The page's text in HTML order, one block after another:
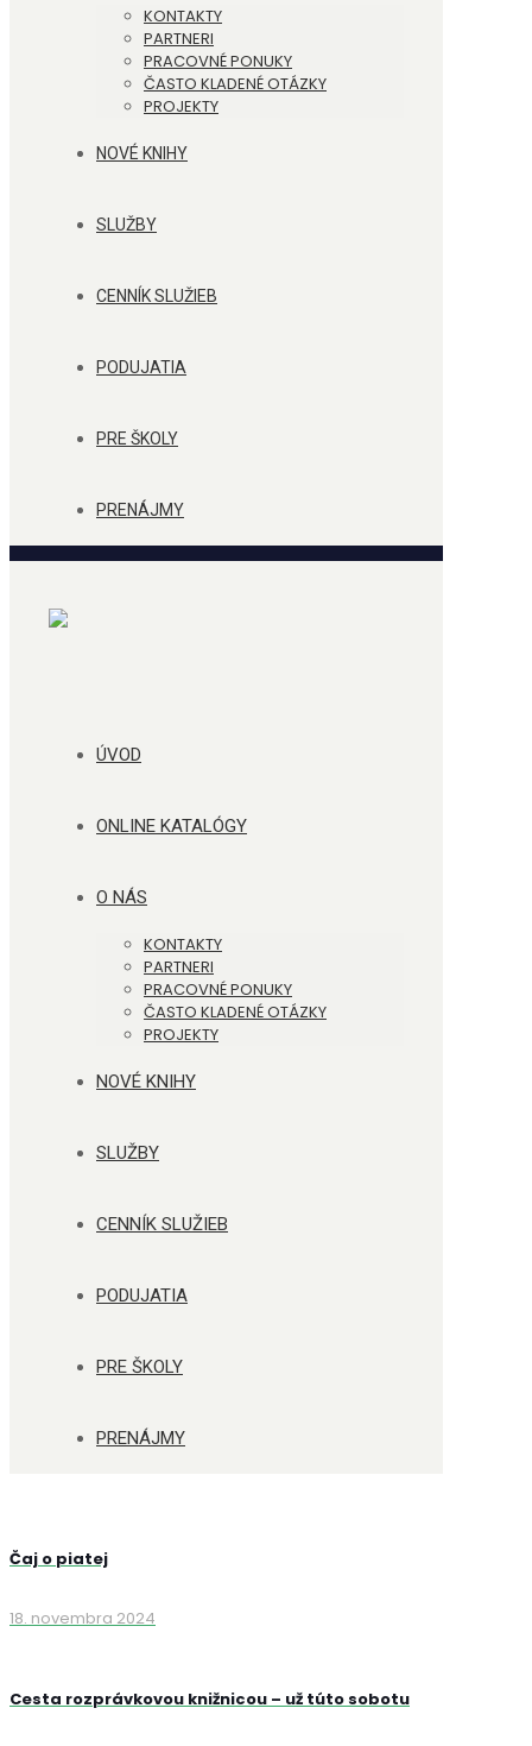
KONTAKTY
PARTNERI
PRACOVNÉ PONUKY
ČASTO KLADENÉ OTÁZKY
PROJEKTY
NOVÉ KNIHY
SLUŽBY
CENNÍK SLUŽIEB
PODUJATIA
PRE ŠKOLY
PRENÁJMY
ÚVOD
ONLINE KATALÓGY
O NÁS
KONTAKTY
PARTNERI
PRACOVNÉ PONUKY
ČASTO KLADENÉ OTÁZKY
PROJEKTY
NOVÉ KNIHY
SLUŽBY
CENNÍK SLUŽIEB
PODUJATIA
PRE ŠKOLY
PRENÁJMY
Čaj o piatej
18. novembra 2024
Cesta rozprávkovou knižnicou – už túto sobotu